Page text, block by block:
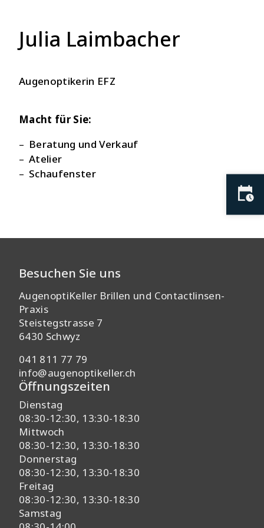
Julia Laimbacher
Augenoptikerin EFZ
Macht für Sie:
Beratung und Verkauf
Atelier
Schaufenster
Besuchen Sie uns
AugenoptiKeller Brillen und Contactlinsen-
Praxis
Steistegstrasse 7
6430 Schwyz
041 811 77 79
info@augenoptikeller.ch
Öffnungszeiten
Dienstag
08:30-12:30, 13:30-18:30
Mittwoch
08:30-12:30, 13:30-18:30
Donnerstag
08:30-12:30, 13:30-18:30
Freitag
08:30-12:30, 13:30-18:30
Samstag